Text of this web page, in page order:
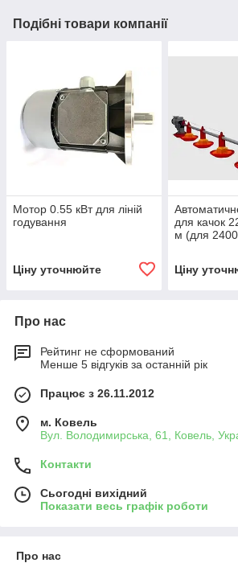
Подібні товари компанії
Мотор 0.55 кВт для ліній
годування
Ціну уточнюйте
для качок
м (для 2400
Ціну
Про нас
Рейтинг не сформований
Менше 5 відгуків за останній рік
Працює з 26.11.2012
м. Ковель
Вул. Володимирська, 61, Ковель,
Контакти
Сьогодні вихідний
Показати весь графік роботи
Про нас